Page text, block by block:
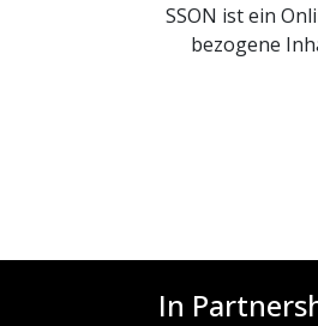
SSON ist ein
bezogene
In